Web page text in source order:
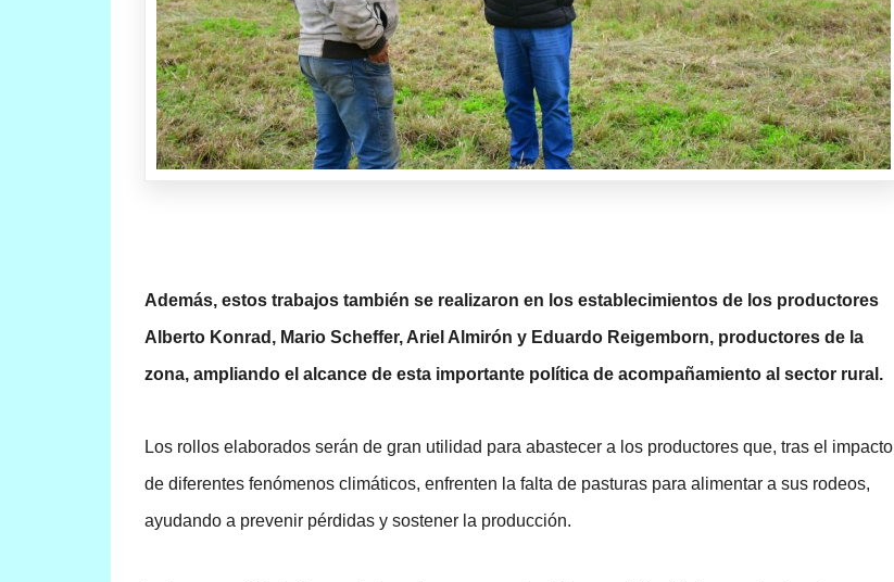
Además, estos trabajos también se realizaron en los establecimientos de los productores
Alberto Konrad, Mario Scheffer, Ariel Almirón y Eduardo Reigemborn, productores de la
zona, ampliando el alcance de esta importante política de acompañamiento al sector rural.
Los rollos elaborados serán de gran utilidad para abastecer a los productores que, tras el impacto
de diferentes fenómenos climáticos, enfrenten la falta de pasturas para alimentar a sus rodeos,
ayudando a prevenir pérdidas y sostener la producción.